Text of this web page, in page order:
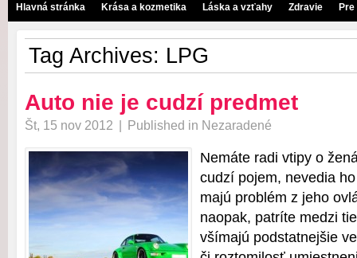
Hlavná stránka Krása a kozmetika Láska a vzťahy Zdravie
Tag Archives: LPG
Auto nie je cudzí predmet
Št, 15 nov 2012 | Published in Nezaradené
Nemáte radi vtipy o
cudzí pojem, nevedia
majú problém z jeho
naopak, patríte medzi
všímajú podstatnejšie